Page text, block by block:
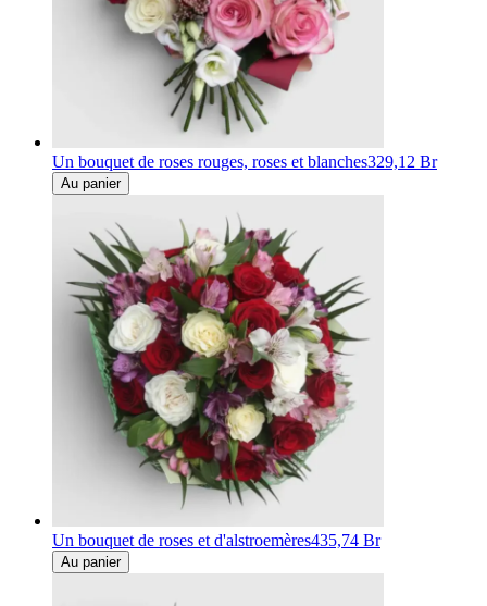
Un bouquet de roses rouges, roses et blanches329,12 Br
Au panier
Un bouquet de roses et d'alstroemères435,74 Br
Au panier